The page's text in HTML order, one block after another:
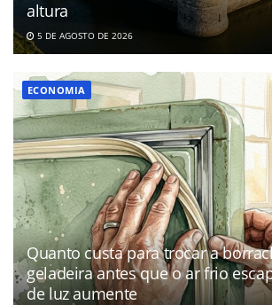
altura
5 DE AGOSTO DE 2026
ECONOMIA
Quanto custa para trocar a
geladeira antes que o ar frio
de luz aumente